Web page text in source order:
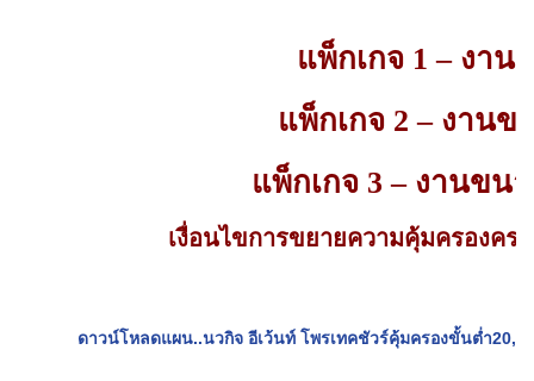
แพ็กเกจ 1 – งา
แพ็กเกจ 2 – งาน
แพ็กเกจ 3 – งานขน
เงื่อนไขการขยายความคุ้มครองคร
ดาวน์โหลดแผน..นวกิจ อีเว้นท์ โพรเทคชัวร์คุ้มครองขั้นต่ำ